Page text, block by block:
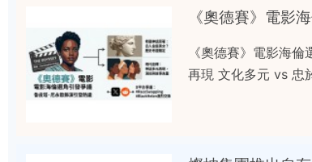
《奧德賽》電影
《奧德賽》電影海
再現 文化多元 vs 忠